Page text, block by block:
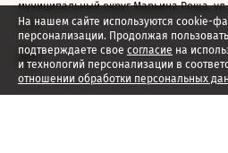
На нашем сайте используются cookie-
персонализации. Продолжая
подтверждаете свое согласие на
и технологий персонализации в
отношении обработки персональных
муниципальный округ Марьина Роща, ул.
2026